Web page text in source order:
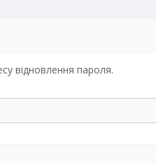
відновлення пароля.